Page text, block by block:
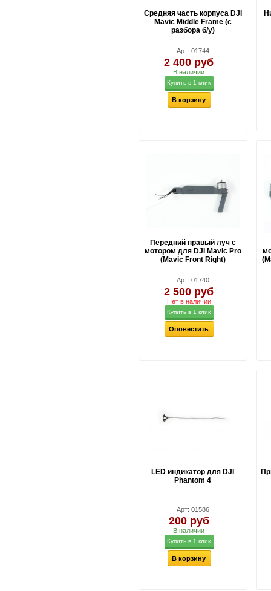
Средняя часть корпуса DJI
Mavic Middle Frame (с
разбора б/у)
Арт: 01744
2 400 руб
В наличии
Купить в 1 клик
В корзину
Передний правый луч с
мотором для DJI Mavic Pro
(Mavic Front Right)
Арт: 01740
2 500 руб
Нет в наличии
Купить в 1 клик
Оповестить
LED индикатор для DJI
Phantom 4
Арт: 01586
200 руб
В наличии
Купить в 1 клик
В корзину